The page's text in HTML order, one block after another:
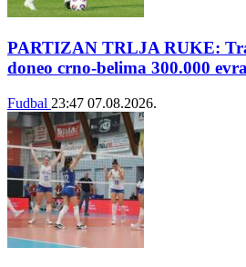
PARTIZAN TRLJA RUKE:
doneo crno-belima 300.000
Fudbal 23:47 07.08.2026.